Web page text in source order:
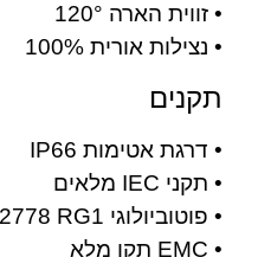
• זווית הארה 120°
• נצילות אורית 100%
תקנים
• דרגת אטימות IP66
• תקני IEC מלאים
• פוטוביולוגי IEC 62778 RG1
• EMC תקן מלא